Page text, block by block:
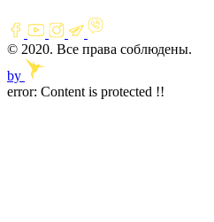
© 2020. Все права соблюдены.
by
error: Content is protected !!